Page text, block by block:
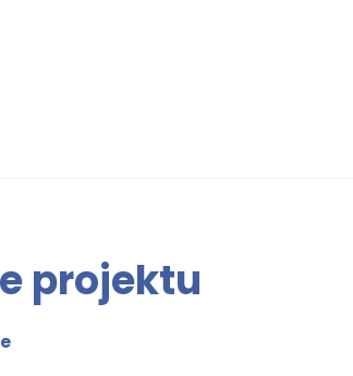
projektu